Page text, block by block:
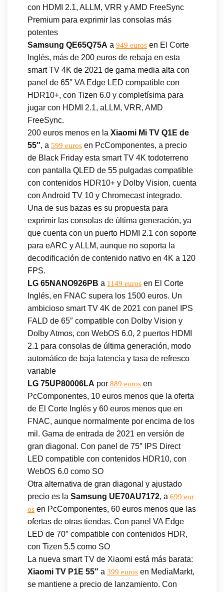
con HDMI 2.1, ALLM, VRR y AMD FreeSync
Premium para exprimir las consolas más
potentes
Samsung QE65Q75A a 949 euros en El Corte
Inglés, más de 200 euros de rebaja en esta
smart TV 4K de 2021 de gama media alta con
panel de 65″ VA Edge LED compatible con
HDR10+, con Tizen 6.0 y completísima para
jugar con HDMI 2.1, aLLM, VRR, AMD
FreeSync.
200 euros menos en la Xiaomi Mi TV Q1E de
55″, a 599 euros en PcComponentes, a precio
de Black Friday esta smart TV 4K todoterreno
con pantalla QLED de 55 pulgadas compatible
con contenidos HDR10+ y Dolby Vision, cuenta
con Android TV 10 y Chromecast integrado.
Una de sus bazas es su propuesta para
exprimir las consolas de última generación, ya
que cuenta con un puerto HDMI 2.1 con soporte
para eARC y ALLM, aunque no soporta la
decodificación de contenido nativo en 4K a 120
FPS.
LG 65NANO926PB a 1149 euros en El Corte
Inglés, en FNAC supera los 1500 euros. Un
ambicioso smart TV 4K de 2021 con panel IPS
FALD de 65″ compatible con Dolby Vision y
Dolby Atmos, con WebOS 6.0, 2 puertos HDMI
2.1 para consolas de última generación, modo
automático de baja latencia y tasa de refresco
variable
LG 75UP80006LA por 889 euros en
PcComponentes, 10 euros menos que la oferta
de El Corte Inglés y 60 euros menos que en
FNAC, aunque normalmente por encima de los
mil. Gama de entrada de 2021 en versión de
gran diagonal. Con panel de 75″ IPS Direct
LED compatible con contenidos HDR10, con
WebOS 6.0 como SO
Otra alternativa de gran diagonal y ajustado
precio es la Samsung UE70AU7172, a 699 eur
os en PcComponentes, 60 euros menos que las
ofertas de otras tiendas. Con panel VA Edge
LED de 70″ compatible con contenidos HDR,
con Tizen 5.5 como SO
La nueva smart TV de Xiaomi está más barata:
Xiaomi TV P1E 55″ a 399 euros en MediaMarkt,
se mantiene a precio de lanzamiento. Con